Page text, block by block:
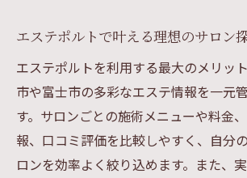
エステポルトで叶える理想のサロン
エステポルトを利用する最大のメリッ
市や富士市の多彩なエステ情報を一元
す。サロンごとの施術メニューや料金
報、口コミ評価を比較しやすく、自分
ロンを効率よく絞り込めます。また、